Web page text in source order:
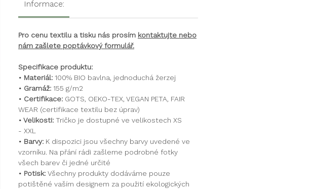
Informace:
Pro cenu textilu a tisku nás prosím kontaktujte nebo
nám zašlete poptávkový formulář.
Specifikace produktu:
• Materiál: 100% BIO bavlna, jednoduchá žerzej
• Gramáž: 155 g/m2
• Certifikace: GOTS, OEKO-TEX, VEGAN PETA, FAIR
WEAR (certifikace textilu bez úprav)
• Velikosti: Tričko je dostupné ve velikostech XS
- XXL
• Barvy: K dispozici jsou všechny barvy uvedené ve
vzorníku. Na přání rádi zašleme podrobné fotky
všech barev či jedné určité
• Potisk: Všechny produkty dodáváme pouze
potištěné vaším designem za použití ekologických